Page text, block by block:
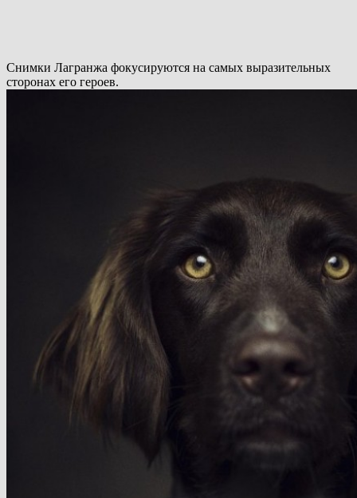
Снимки Лагранжа фокусируются на самых выразительных
сторонах его героев.